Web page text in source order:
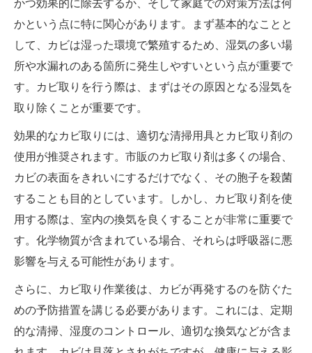
かつ効果的に除去するか、そして家庭での対策方法は何
かという点に特に関心があります。まず基本的なことと
して、カビは湿った環境で繁殖するため、湿気の多い場
所や水漏れのある箇所に発生しやすいという点が重要で
す。カビ取りを行う際は、まずはその原因となる湿気を
取り除くことが重要です。
効果的なカビ取りには、適切な清掃用具とカビ取り剤の
使用が推奨されます。市販のカビ取り剤は多くの場合、
カビの表面をきれいにするだけでなく、その胞子を殺菌
することも目的としています。しかし、カビ取り剤を使
用する際は、室内の換気を良くすることが非常に重要で
す。化学物質が含まれている場合、それらは呼吸器に悪
影響を与える可能性があります。
さらに、カビ取り作業後は、カビが再発するのを防ぐた
めの予防措置を講じる必要があります。これには、定期
的な清掃、湿度のコントロール、適切な換気などが含ま